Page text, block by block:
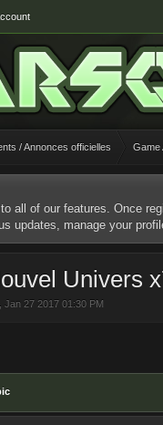
/ Annonces officielles Game
all of our features. Once
updates, manage your
Univers
,Jan 27 2017 01:30 PM